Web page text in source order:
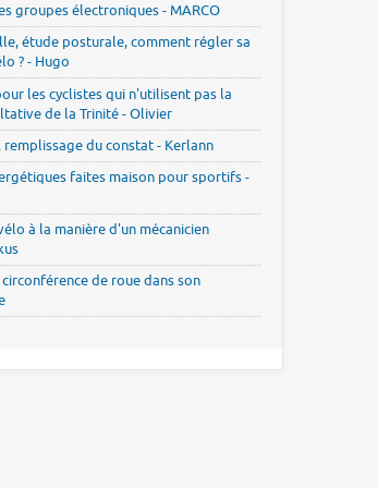
groupes électroniques - MARCO
étude posturale, comment régler sa
? - Hugo
les cyclistes qui n'utilisent pas la
de la Trinité - Olivier
du constat - Kerlann
faites maison pour sportifs -
à la manière d'un mécanicien
de roue dans son